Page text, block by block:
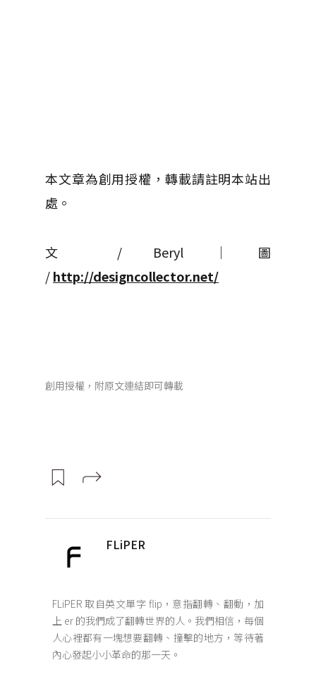
本文章為創用授權，轉載請註明本站出
處。
文 / Beryl │ 圖
/http://designcollector.net/
創用授權，附原文連結即可轉載
FLiPER
FLiPER 取自英文單字 flip，意指翻轉、翻動，加
上 er 的我們成了翻轉世界的人。我們相信，每個
人心裡都有一塊想要翻轉、撞擊的地方，等待著
內心發起小小革命的那一天。